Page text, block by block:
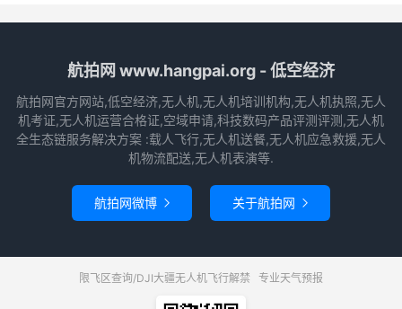
航拍网 www.hangpai.org - 低空经济
航拍网官方网站,低空经济,无人机,无人机培训机构,无人机执照,无人
机考证,无人机运营合格证,空域申请,科技数码产品评测评测,无人机
全生态链服务解决方案 :载人飞行,无人机送餐,无人机应急救援,无人
机物流配送,无人机表演等.
航拍网微博  关于航拍网 
限飞区查询/DJI大疆无人机飞行解禁 专业天气预报